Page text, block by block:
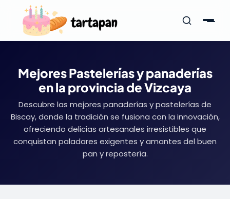
Mejores Pastelerías y panaderías
en la provincia de Vizcaya
Descubre las mejores panaderías y pastelerías de
Biscay, donde la tradición se fusiona con la innovación,
ofreciendo delicias artesanales irresistibles que
conquistan paladares exigentes y amantes del buen
pan y repostería.